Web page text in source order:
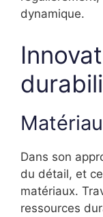
dynamique.
Dans son
du détail, et
matériaux.
ressources